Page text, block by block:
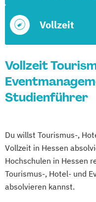
Vollzeit
Vollzeit
Studienführer
Du willst Tourismus-,
Vollzeit in Hessen
Hochschulen in Hessen
Tourismus-, Hotel- und
absolvieren kannst.